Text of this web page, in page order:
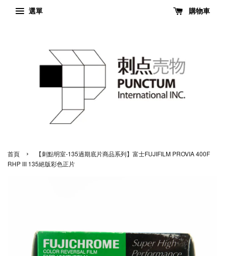
選單 購物車
首頁 ›
【刺點明室-135過期底片商品系列】富士FUJIFILM PROVIA 400F
RHP III 135絕版彩色正片